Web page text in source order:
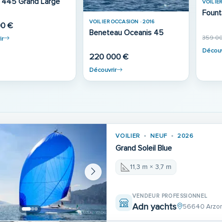
Oceanis 351 VOILIER OCCASION · 1983
Gib Sea 126
81 000 €
Découvrir
184
VOILIER NEUF 2026
Grand Soleil Blue
11,3 m × 3,7 m
VENDEUR PROFESSIONNEL
Adn yachts 56640